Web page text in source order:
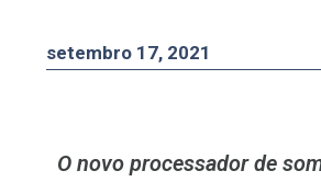
setembro 17, 2021
O novo processador de